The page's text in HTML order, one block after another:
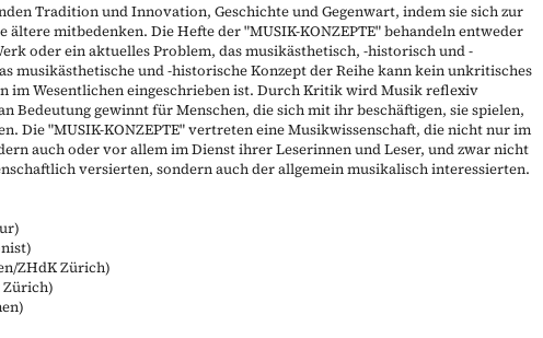
Tradition und Innovation, Geschichte und Gegenwart, indem sie sich zur
ältere mitbedenken. Die Hefte der "MUSIK-KONZEPTE" behandeln entweder
oder ein aktuelles Problem, das musikästhetisch, -historisch und -
musikästhetische und -historische Konzept der Reihe kann kein unkritisches
im Wesentlichen eingeschrieben ist. Durch Kritik wird Musik reflexiv
Bedeutung gewinnt für Menschen, die sich mit ihr beschäftigen, sie spielen,
Die "MUSIK-KONZEPTE" vertreten eine Musikwissenschaft, die nicht nur im
auch oder vor allem im Dienst ihrer Leserinnen und Leser, und zwar nicht
versierten, sondern auch der allgemein musikalisch interessierten.
ZHdK Zürich)
Zürich)